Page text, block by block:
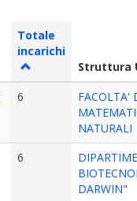
Totale
incarichi
Struttura
6
FACOLTA'
NATURALI
6
DARWIN"